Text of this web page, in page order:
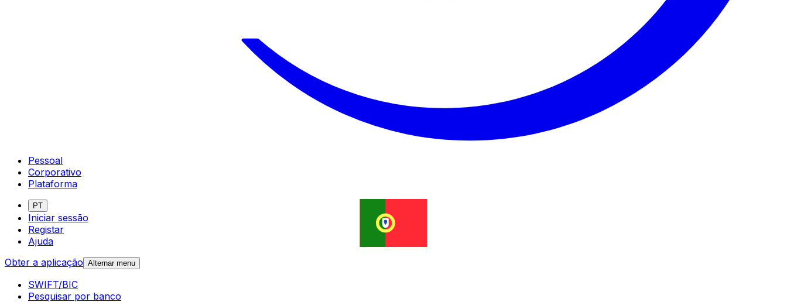
Pessoal
Corporativo
Plataforma
PT
Iniciar sessão
Registar
Ajuda
Obter a aplicação Alternar menu
SWIFT/BIC
Pesquisar por banco